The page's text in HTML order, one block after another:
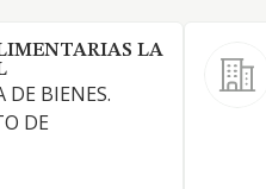
LA
DE BIENES.
DE